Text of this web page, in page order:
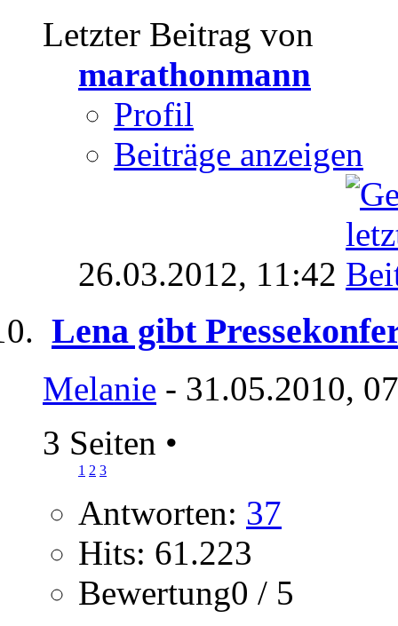
Letzter Beitrag von
marathonmann
Profil
Beiträge anzeigen
26.03.2012, 11:42
Lena gibt
Melanie - 31.05.2010,
3 Seiten •
1 2 3
Antworten: 37
Hits: 61.223
Bewertung0 / 5